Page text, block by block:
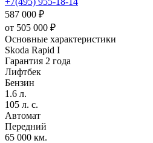
587 000 ₽
от 505 000 ₽
Основные характеристики
Skoda Rapid I
Гарантия 2 года
Лифтбек
Бензин
1.6 л.
105 л. с.
Автомат
Передний
65 000 км.